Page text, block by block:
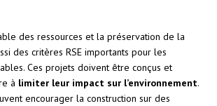
des ressources et la préservation de la
des critères RSE importants pour les
Ces projets doivent être conçus et
à limiter leur impact sur l’environnement.
encourager la construction sur des